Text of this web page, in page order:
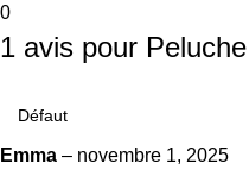
0
1 avis pour
Emma – novembre 1, 2025